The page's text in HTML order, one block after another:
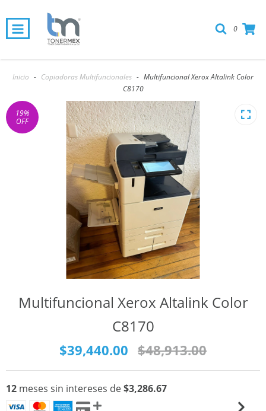
0
Inicio - Copiadoras Multifuncionales - Multifuncional Xerox Altalink Color
C8170
19%
OFF
Multifuncional Xerox Altalink Color
C8170
$39,440.00 $48,913.00
12 meses sin intereses de$3,286.67